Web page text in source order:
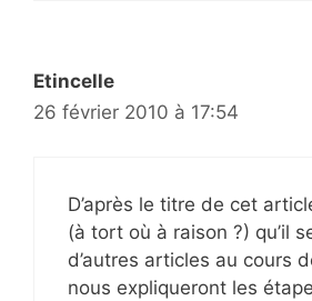
Etincelle
26 février 2010 à 17:54
D’après le titre de cet
(à tort où à raison ?) qu’il
d’autres articles au cours
nous expliqueront les